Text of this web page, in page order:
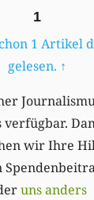
1
1 Artikel
gelesen. ↑
verfügbar.
wir Ihre
uns anders